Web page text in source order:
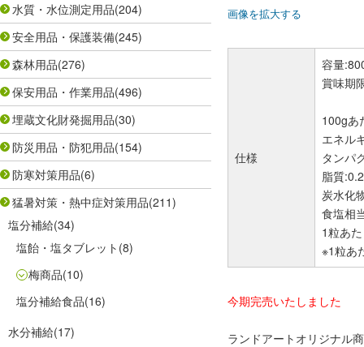
水質・水位測定用品(204)
安全用品・保護装備(245)
森林用品(276)
保安用品・作業用品(496)
埋蔵文化財発掘用品(30)
防災用品・防犯用品(154)
防寒対策用品(6)
猛暑対策・熱中症対策用品(211)
塩分補給(34)
塩飴・塩タブレット (8)
梅商品(10)
塩分補給食品(16)
水分補給(17)
画像を拡大する
仕様
容量
賞味期
100gあ
エネル
タンパ
脂質
炭水化
食塩相
1粒あ
※1粒あ
今期完売いたしました
ランドアートオリジナル